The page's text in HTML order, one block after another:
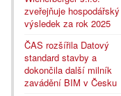
zveřejňuje hospodářský
výsledek za rok 2025
ČAS rozšířila Datový
standard stavby a
dokončila další milník
zavádění BIM v Česku